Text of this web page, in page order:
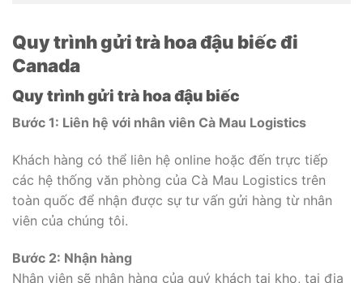
Quy trình gửi trà hoa đậu biếc đi
Canada
Quy trình gửi trà hoa đậu biếc
Bước 1: Liên hệ với nhân viên Cà Mau Logistics
Khách hàng có thể liên hệ online hoặc đến trực tiếp
các hệ thống văn phòng của Cà Mau Logistics trên
toàn quốc để nhận được sự tư vấn gửi hàng từ nhân
viên của chúng tôi.
Bước 2: Nhận hàng
Nhân viên sẽ nhận hàng của quý khách tại kho, tại địa